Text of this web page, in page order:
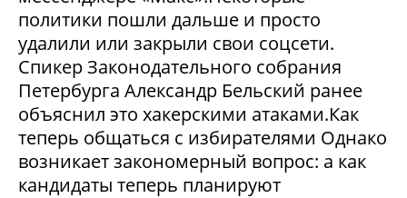
политики пошли дальше и просто
удалили или закрыли свои соцсети.
Спикер Законодательного собрания
Петербурга Александр Бельский ранее
объяснил это хакерскими атаками.Как
теперь общаться с избирателями Однако
возникает закономерный вопрос: а как
кандидаты теперь планируют